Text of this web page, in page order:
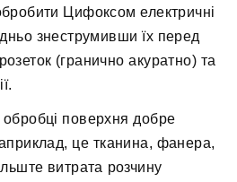
Цифоксом електричні
знеструмивши їх перед
(гранично акуратно) та
поверхня добре
це тканина, фанера,
витрата розчину